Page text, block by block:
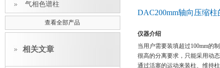
气相色谱柱
查看全部产品
相关文章
DAC200mm轴向压缩
仪器介绍
当用户需要装填超过100mm的
很高的分离要求，只能采用动
通过活塞的运动来装柱、维持